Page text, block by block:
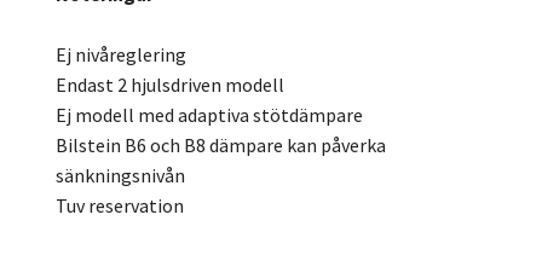
Ej nivåreglering
Endast 2 hjulsdriven modell
Ej modell med adaptiva stötdämpare
Bilstein B6 och B8 dämpare kan påverka
sänkningsnivån
Tuv reservation